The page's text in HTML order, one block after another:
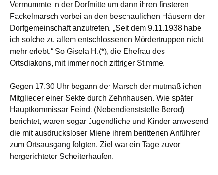
Vermummte in der Dorfmitte um dann ihren finsteren
Fackelmarsch vorbei an den beschaulichen Häusern der
Dorfgemeinschaft anzutreten. „Seit dem 9.11.1938 habe
ich solche zu allem entschlossenen Mördertruppen nicht
mehr erlebt.“ So Gisela H.(*), die Ehefrau des
Ortsdiakons, mit immer noch zittriger Stimme.
Gegen 17.30 Uhr begann der Marsch der mutmaßlichen
Mitglieder einer Sekte durch Zehnhausen. Wie später
Hauptkommissar Feindt (Nebendienststelle Berod)
berichtet, waren sogar Jugendliche und Kinder anwesend
die mit ausdrucksloser Miene ihrem berittenen Anführer
zum Ortsausgang folgten. Ziel war ein Tage zuvor
hergerichteter Scheiterhaufen.